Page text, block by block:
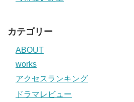
カテゴリー
ABOUT
works
アクセスランキング
ドラマレビュー